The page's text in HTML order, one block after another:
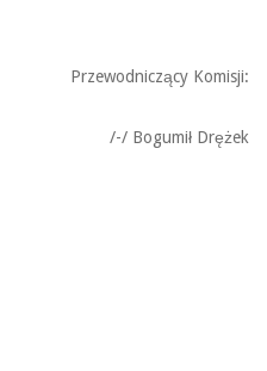
Przewodniczący Komisji:
/-/ Bogumił Drężek